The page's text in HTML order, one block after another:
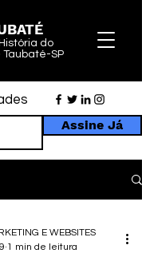
do
Taubaté-SP
Assine Já
E WEBSITES
1 min de leitura